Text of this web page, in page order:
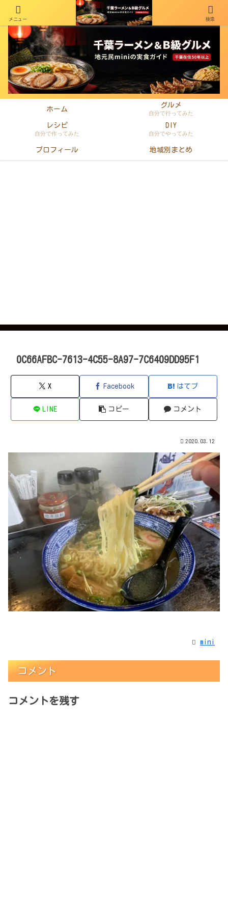
千葉在住50年以上のminiがラーメン・町中華・B級グルメを本音レビュー
ホーム
グルメ
自分で行ってみた
レシピ
自分で作ってみた
DIY
自分でやってみた
プロフィール 地域別まとめ
0C66AFBC-7613-4C55-8A97-7C6409DD95F1
X Facebook はてブ
LINE コピー コメント
2020.03.12
mini
コメント
コメントを残す
メニュー 検索